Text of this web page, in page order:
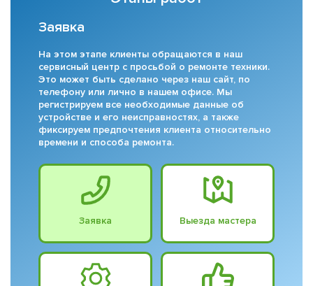
Заявка
На этом этапе клиенты обращаются в наш
сервисный центр с просьбой о ремонте техники.
Это может быть сделано через наш сайт, по
телефону или лично в нашем офисе. Мы
регистрируем все необходимые данные об
устройстве и его неисправностях, а также
фиксируем предпочтения клиента относительно
времени и способа ремонта.
Заявка Выезда мастера